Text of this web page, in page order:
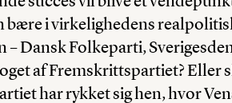
i virkelighedens
Dansk Folkeparti,
af Fremskrittspartiet? Eller
har rykket sig hen, hvor